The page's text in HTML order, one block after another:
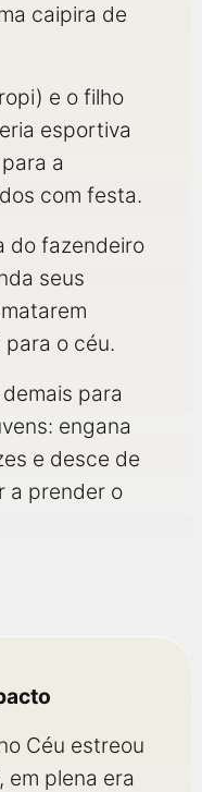
caipira de
e o filho
esportiva
a
com festa.
do fazendeiro
seus
para o céu.
para
engana
e desce de
a prender o
Céu estreou
em plena era